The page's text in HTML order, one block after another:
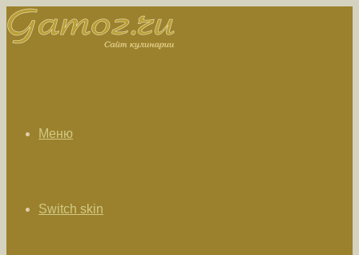
Меню
Switch skin